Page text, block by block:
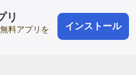
リ
料アプリを
インストール
会員登録
登録1分